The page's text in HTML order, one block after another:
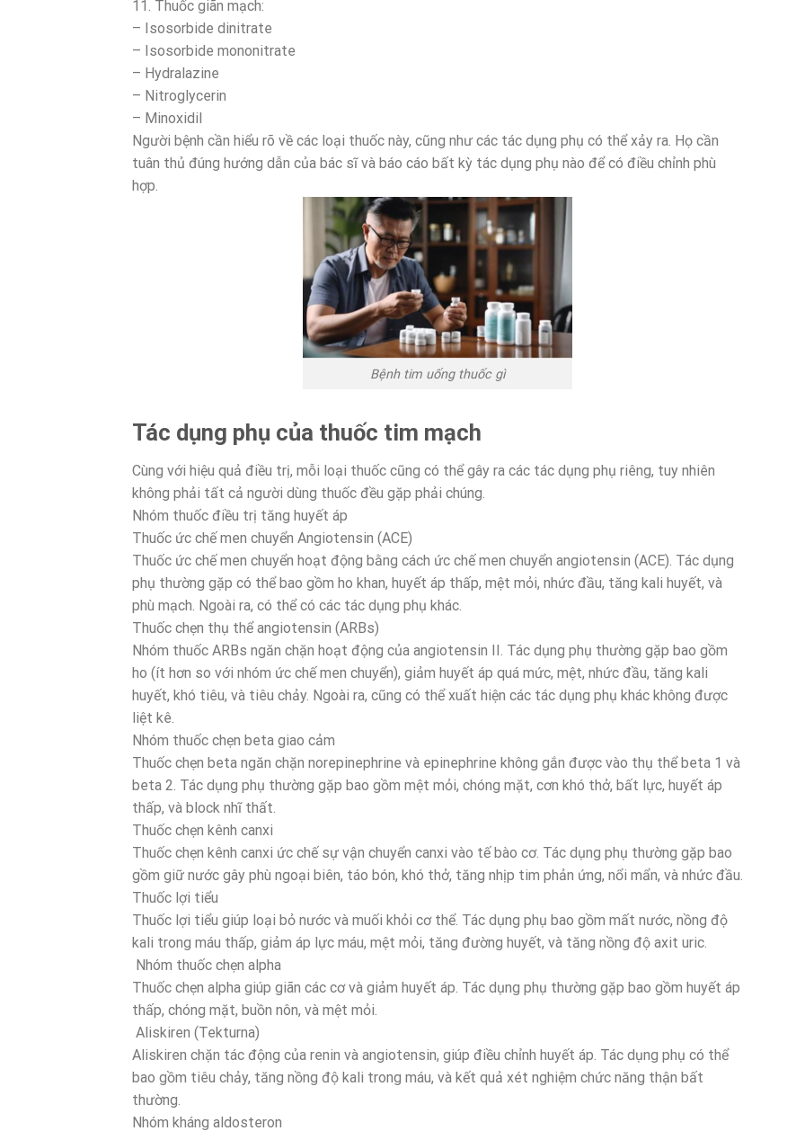
11. Thuốc giãn mạch:
– Isosorbide dinitrate
– Isosorbide mononitrate
– Hydralazine
– Nitroglycerin
– Minoxidil
Người bệnh cần hiểu rõ về các loại thuốc này, cũng như các tác dụng phụ có thể xảy ra. Họ cần
tuân thủ đúng hướng dẫn của bác sĩ và báo cáo bất kỳ tác dụng phụ nào để có điều chỉnh phù
hợp.
Bệnh tim uống thuốc gì
Tác dụng phụ của thuốc tim mạch
Cùng với hiệu quả điều trị, mỗi loại thuốc cũng có thể gây ra các tác dụng phụ riêng, tuy nhiên
không phải tất cả người dùng thuốc đều gặp phải chúng.
Nhóm thuốc điều trị tăng huyết áp
Thuốc ức chế men chuyển Angiotensin (ACE)
Thuốc ức chế men chuyển hoạt động bằng cách ức chế men chuyển angiotensin (ACE). Tác dụng
phụ thường gặp có thể bao gồm ho khan, huyết áp thấp, mệt mỏi, nhức đầu, tăng kali huyết, và
phù mạch. Ngoài ra, có thể có các tác dụng phụ khác.
Thuốc chẹn thụ thể angiotensin (ARBs)
Nhóm thuốc ARBs ngăn chặn hoạt động của angiotensin II. Tác dụng phụ thường gặp bao gồm
ho (ít hơn so với nhóm ức chế men chuyển), giảm huyết áp quá mức, mệt, nhức đầu, tăng kali
huyết, khó tiêu, và tiêu chảy. Ngoài ra, cũng có thể xuất hiện các tác dụng phụ khác không được
liệt kê.
Nhóm thuốc chẹn beta giao cảm
Thuốc chẹn beta ngăn chặn norepinephrine và epinephrine không gắn được vào thụ thể beta 1 và
beta 2. Tác dụng phụ thường gặp bao gồm mệt mỏi, chóng mặt, cơn khó thở, bất lực, huyết áp
thấp, và block nhĩ thất.
Thuốc chẹn kênh canxi
Thuốc chẹn kênh canxi ức chế sự vận chuyển canxi vào tế bào cơ. Tác dụng phụ thường gặp bao
gồm giữ nước gây phù ngoại biên, táo bón, khó thở, tăng nhịp tim phản ứng, nổi mẩn, và nhức đầu.
Thuốc lợi tiểu
Thuốc lợi tiểu giúp loại bỏ nước và muối khỏi cơ thể. Tác dụng phụ bao gồm mất nước, nồng độ
kali trong máu thấp, giảm áp lực máu, mệt mỏi, tăng đường huyết, và tăng nồng độ axit uric.
Nhóm thuốc chẹn alpha
Thuốc chẹn alpha giúp giãn các cơ và giảm huyết áp. Tác dụng phụ thường gặp bao gồm huyết áp
thấp, chóng mặt, buồn nôn, và mệt mỏi.
Aliskiren (Tekturna)
Aliskiren chặn tác động của renin và angiotensin, giúp điều chỉnh huyết áp. Tác dụng phụ có thể
bao gồm tiêu chảy, tăng nồng độ kali trong máu, và kết quả xét nghiệm chức năng thận bất
thường.
Nhóm kháng aldosteron